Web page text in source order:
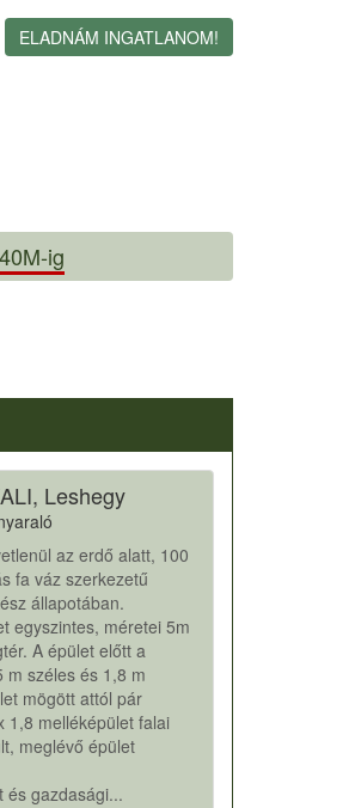
ELADNÁM INGATLANOM!
ig
Leshegy
az erdő alatt, 100
fa váz szerkezetű
állapotában.
egyszintes, méretei 5m
A épület előtt a
m széles és 1,8 m
mögött attól pár
1,8 melléképület falai
meglévő épület
és gazdasági...